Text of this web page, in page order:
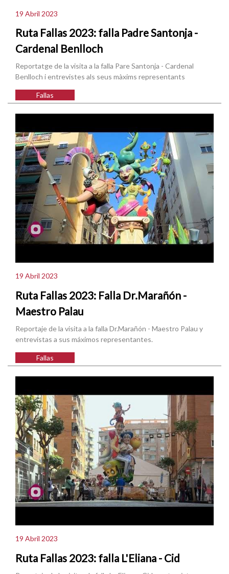
19 Abril 2023
Ruta Fallas 2023: falla Padre Santonja -
Cardenal Benlloch
Reportatge de la visita a la falla Pare Santonja - Cardenal
Benlloch i entrevistes als seus màxims representants
Fallas
19 Abril 2023
Ruta Fallas 2023: Falla Dr.Marañón -
Maestro Palau
Reportaje de la visita a la falla Dr.Marañón - Maestro Palau y
entrevistas a sus máximos representantes.
Fallas
19 Abril 2023
Ruta Fallas 2023: falla L'Eliana - Cid